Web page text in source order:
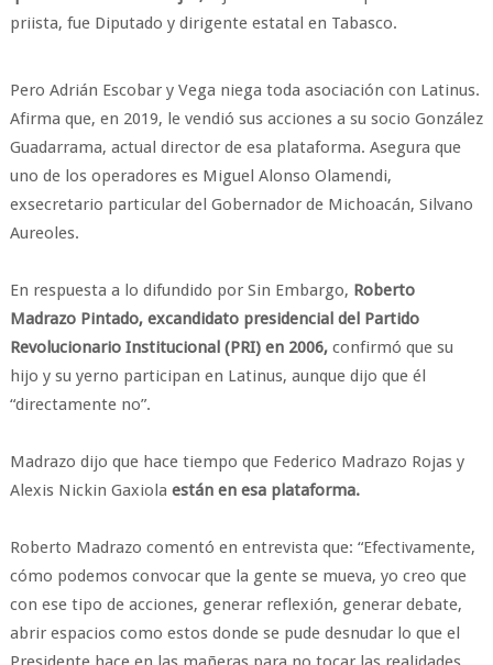
priista, fue Diputado y dirigente estatal en Tabasco.
Pero Adrián Escobar y Vega niega toda asociación con Latinus.
Afirma que, en 2019, le vendió sus acciones a su socio González
Guadarrama, actual director de esa plataforma. Asegura que
uno de los operadores es Miguel Alonso Olamendi,
exsecretario particular del Gobernador de Michoacán, Silvano
Aureoles.
En respuesta a lo difundido por Sin Embargo, Roberto
Madrazo Pintado, excandidato presidencial del Partido
Revolucionario Institucional (PRI) en 2006,confirmó que su
hijo y su yerno participan en Latinus, aunque dijo que él
“directamente no”.
Madrazo dijo que hace tiempo que Federico Madrazo Rojas y
Alexis Nickin Gaxiola están en esa plataforma.
Roberto Madrazo comentó en entrevista que: “Efectivamente,
cómo podemos convocar que la gente se mueva, yo creo que
con ese tipo de acciones, generar reflexión, generar debate,
abrir espacios como estos donde se pude desnudar lo que el